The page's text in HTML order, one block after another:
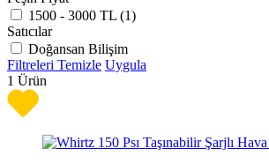
1500 - 3000 TL (1)
Satıcılar
Doğansan Bilişim
Filtreleri Temizle Uygula
1 Ürün